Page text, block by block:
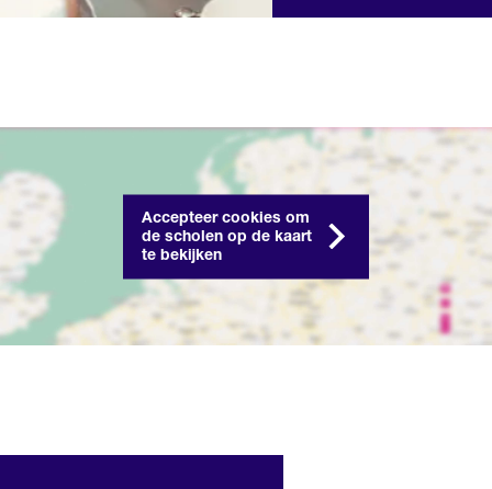
Accepteer cookies om
de scholen op de kaart
te bekijken